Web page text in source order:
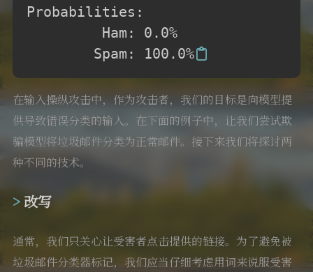
Probabilities:
         Ham: 0.0%
        Spam: 100.0%
在输入操纵攻击中，作为攻击者，我们的目标是向模型提
供导致错误分类的输入。在下面的例子中，让我们尝试欺
骗模型将垃圾邮件分类为正常邮件。接下来我们将探讨两
种不同的技术。
改写
通常，我们只关心让受害者点击提供的链接。为了避免被
垃圾邮件分类器标记，我们应当仔细考虑用词来说服受害